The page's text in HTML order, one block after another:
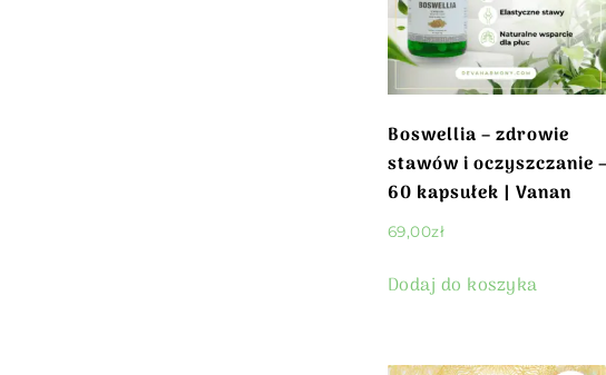
Boswellia – zdrowie
stawów i oczyszczanie –
60 kapsułek | Vanan
69,00zł
Dodaj do koszyka